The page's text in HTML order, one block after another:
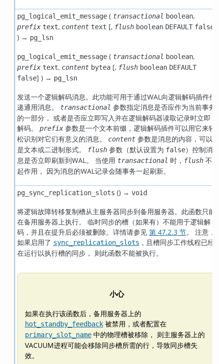
pg_logical_emit_message( transactional boolean,
prefix text, content text [, flush boolean DEFAULT false
) → pg_lsn
pg_logical_emit_message( transactional boolean,
prefix text, content bytea[, flush boolean DEFAULT
false] ) → pg_lsn
发送一个逻辑解码消息。此功能可用于通过WAL向逻辑解码插件传
递通用消息。
transactional 参数指定消息是否应作为当前事务
的一部分， 或者是否应立即写入并在逻辑解码器读取记录时立即
解码。
prefix参数是一个文本前缀，逻辑解码插件可以用它来轻
松识别对它们有意义的消息。
content参数是消息的内容，可以
是文本或二进制形式。
flush参数（默认设置为 false）控制消
息是否立即刷新到WAL。 当使用 transactional 时， flush不
起作用， 因为消息的WAL记录会随事务一起刷新。
pg_sync_replication_slots () → void
将逻辑故障转移复制槽从主服务器同步到备用服务器。此函数只能
在备用服务器上执行。 临时同步的槽（如果有）不能用于逻辑解
码，并且在提升后必须被删除。详情请参见 第 47.2.3 节。 注意，
如果启用了 sync_replication_slots ，且槽同步工作线程已经
在运行以执行槽的同步， 则此函数不能被执行。
小心
如果在执行该函数后，备用服务器上的
hot_standby_feedback被禁用，或者配置在
primary_slot_name中的物理槽被移除， 则主服务器上的
VACUUM进程可能会移除同步槽所需的行，导致同步槽失
效。